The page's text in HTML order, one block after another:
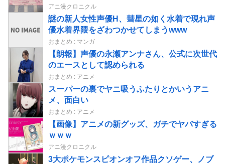
アニ漫クロニクル
謎の新人女性声優H、彗星の如く水着で現れ声
優水着界隈をざわつかせてしまうwww
おまとめ : マンガ
【朗報】声優の永瀬アンナさん、公式に次世代
のエースとして認められる
おまとめ : アニメ
スーパーの裏でヤニ吸うふたりとかいうアニ
メ、面白い
おまとめ : アニメ
【画像】アニメの新グッズ、ガチでヤバすぎる
ｗｗｗ
アニ漫クロニクル
3大ポケモンスピオンオフ作品クソゲー、ノブ